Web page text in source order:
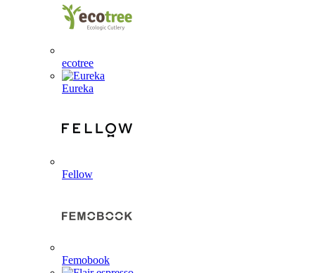
ecotree
Eureka
Fellow
Femobook